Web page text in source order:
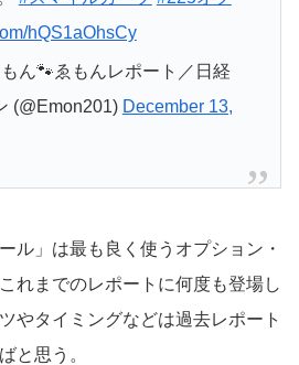
hQS1aOhsCy
ん🐾ゑもんレポート／日経
(@Emon201) December 13,
ル」は最も良く使うオプション・
れまでのレポートに何度も登場し
やタイミングなどは過去レポート
と思う。